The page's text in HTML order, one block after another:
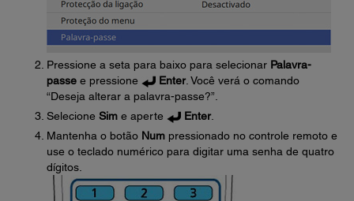
Pressione a seta para baixo para selecionar Palavra-
passe e pressione Enter. Você verá o comando
“Deseja alterar a palavra-passe?”.
Selecione Sim e aperte Enter.
Mantenha o botão Num pressionado no controle remoto e
use o teclado numérico para digitar uma senha de quatro
dígitos.